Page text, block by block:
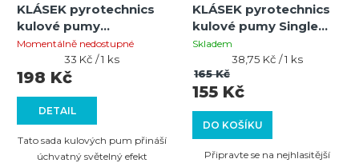
KLÁSEK pyrotechnics
kulové pumy
padáčkový Single Shot
25mm 6ks
Momentálně nedostupné
DETAIL
198 Kč
Měrná
cena:
33 Kč / 1 ks
Tato sada kulových pum přináší
úchvatný světelný efekt
KLÁSEK pyrotechnics
kulové pumy Single
Shots DUM BUM 30mm
Skladem
DO KOŠÍKU
155 Kč
165 Kč
Měrná
38,75 Kč / 1 ks
Připravte se na nejhlasitější